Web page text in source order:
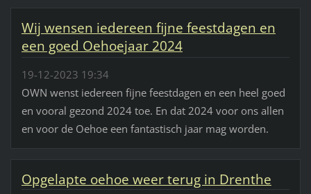
Wij wensen iedereen fijne feestdagen en
een goed Oehoejaar 2024
19-12-2023 19:34
OWN wenst iedereen fijne feestdagen en een heel goed
en vooral gezond 2024 toe. En dat 2024 voor ons allen
en voor de Oehoe een fantastisch jaar mag worden.
Opgelapte oehoe weer terug in Drenthe